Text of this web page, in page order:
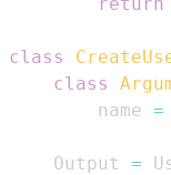
class
class
        name
=
    Output
=